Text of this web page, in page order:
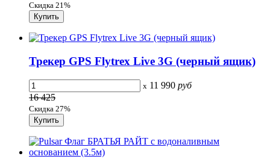
Скидка 21%
Трекер GPS Flytrex Live 3G (черный ящик)
x 11 990 руб
16 425
Скидка 27%